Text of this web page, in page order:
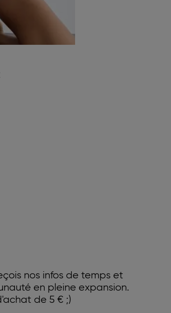
nos infos de temps et
en pleine expansion.
de 5 € ;)